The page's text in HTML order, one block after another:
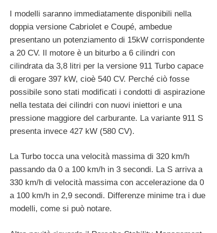
I modelli saranno immediatamente disponibili nella
doppia versione Cabriolet e Coupé, ambedue
presentano un potenziamento di 15kW corrispondente
a 20 CV. Il motore è un biturbo a 6 cilindri con
cilindrata da 3,8 litri per la versione 911 Turbo capace
di erogare 397 kW, cioè 540 CV. Perché ciò fosse
possibile sono stati modificati i condotti di aspirazione
nella testata dei cilindri con nuovi iniettori e una
pressione maggiore del carburante. La variante 911 S
presenta invece 427 kW (580 CV).
La Turbo tocca una velocità massima di 320 km/h
passando da 0 a 100 km/h in 3 secondi. La S arriva a
330 km/h di velocità massima con accelerazione da 0
a 100 km/h in 2,9 secondi. Differenze minime tra i due
modelli, come si può notare.